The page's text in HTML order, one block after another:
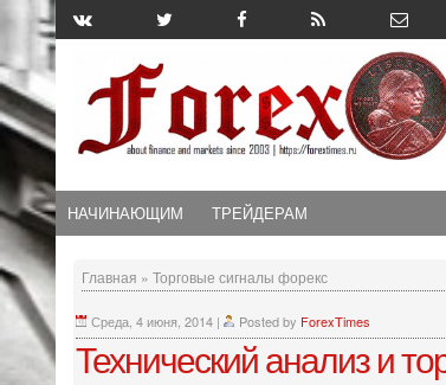
НАЧИНАЮЩИМ ТРЕЙДЕРАМ
Главная » Торговые сигналы форекс
Среда, 4 июня, 2014 | Posted by ForexTimes
Технический анализ и